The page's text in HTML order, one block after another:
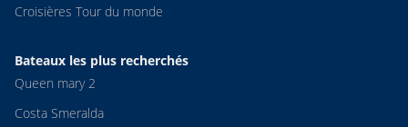
Croisières Tour du monde
Bateaux les plus recherchés
Queen mary 2
Costa Smeralda